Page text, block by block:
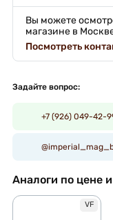
Вы можете
магазине в
Посмотреть
Задайте вопрос:
+7 (926) 049-42-
Аналоги по цене
VF